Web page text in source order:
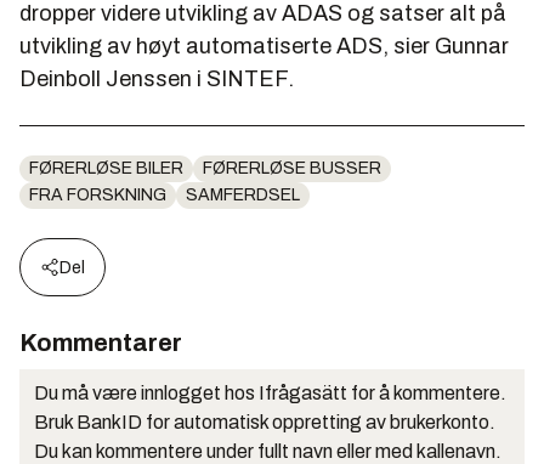
dropper videre utvikling av ADAS og satser alt på
utvikling av høyt automatiserte ADS, sier Gunnar
Deinboll Jenssen i SINTEF.
FØRERLØSE BILER
FØRERLØSE BUSSER
FRA FORSKNING
SAMFERDSEL
Del
Kommentarer
Du må være innlogget hos Ifrågasätt for å kommentere.
Bruk BankID for automatisk oppretting av brukerkonto.
Du kan kommentere under fullt navn eller med kallenavn.